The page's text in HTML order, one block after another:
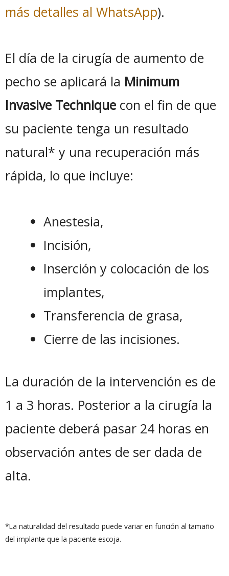
más detalles al WhatsApp).
El día de la cirugía de aumento de
pecho se aplicará la Minimum
Invasive Techniquecon el fin de que
su paciente tenga un resultado
natural* y una recuperación más
rápida, lo que incluye:
Anestesia,
Incisión,
Inserción y colocación de los
implantes,
Transferencia de grasa,
Cierre de las incisiones.
La duración de la intervención es de
1 a 3 horas. Posterior a la cirugía la
paciente deberá pasar 24 horas en
observación antes de ser dada de
alta.
*La naturalidad del resultado puede variar en función al tamaño
del implante que la paciente escoja.